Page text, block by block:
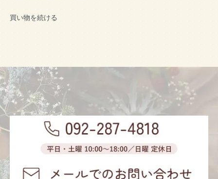
買い物を続ける